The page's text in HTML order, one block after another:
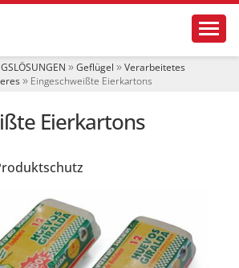
Geflügel
Verarbeitetes
Eingeschweißte Eierkartons
Eierkartons